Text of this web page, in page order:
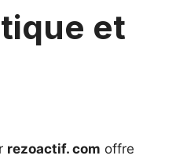
et
rezoactif. com offre